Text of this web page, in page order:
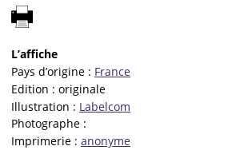
L’affiche
Pays d’origine : France
Edition : originale
Illustration : Labelcom
Photographe :
Imprimerie : anonyme